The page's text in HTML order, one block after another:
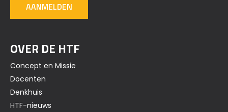
AANMELDEN
OVER DE HTF
Concept en Missie
Docenten
Denkhuis
HTF-nieuws